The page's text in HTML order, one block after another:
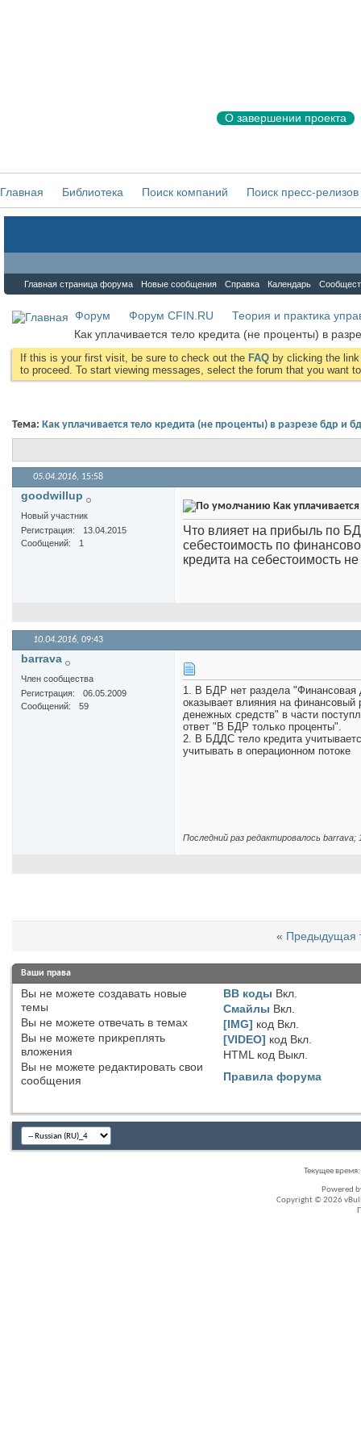
О завершении проекта
Главная Библиотека Поиск компаний Поиск пресс-релизов
Главная страница форума Новые сообщения Справка Календарь
Форум Форум CFIN.RU
Теория и практика
Как уплачивается тело кредита (не проценты) в
If this is your first visit, be sure to check out the FAQ by clicking the
to proceed. To start viewing messages, select the forum that you want
Тема: Как уплачивается тело кредита (не проценты) в разрезе бдр и
05.04.2016, 15:58
goodwillup
Новый участник
Регистрация
13.04.2015
Сообщений
1
Как
Что влияет на прибыль по
себестоимость по
кредита на себестоимость
10.04.2016, 09:43
barrava
Член сообщества
Регистрация
06.05.2009
Сообщений
59
1. В БДР нет раздела "Финансовая
оказывает влияния на финансовый
денежных средств" в части
ответ "В БДР только проценты".
2. В БДДС тело кредита
учитывать в операционном потоке
Последний раз редактировалось barrava;
« Предыдущая
Ваши права
Вы не можете создавать новые
темы
Вы не можете отвечать в темах
Вы не можете прикреплять
вложения
Вы не можете редактировать свои
сообщения
BB коды Вкл.
Смайлы Вкл.
[IMG] код Вкл.
[VIDEO] код Вкл.
HTML код Выкл.
Правила форума
Текущее время:
Powered
Copyright © 2026